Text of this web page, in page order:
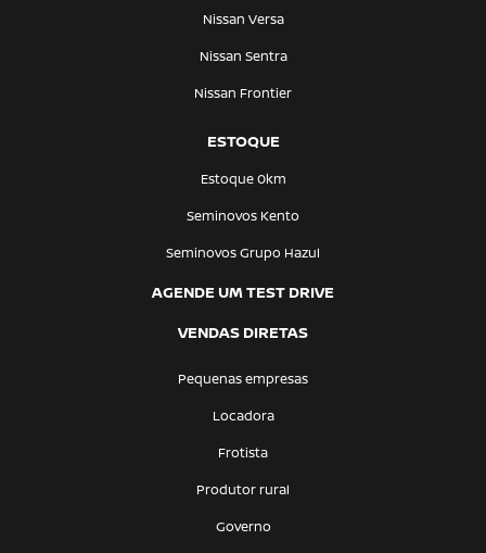
Nissan Versa
Nissan Sentra
Nissan Frontier
ESTOQUE
Estoque 0km
Seminovos Kento
Seminovos Grupo Hazul
AGENDE UM TEST DRIVE
VENDAS DIRETAS
Pequenas empresas
Locadora
Frotista
Produtor rural
Governo